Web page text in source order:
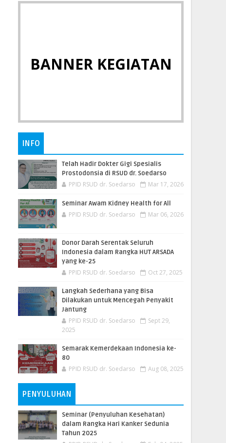
BANNER KEGIATAN
INFO
Telah Hadir Dokter Gigi Spesialis
Prostodonsia di RSUD dr. Soedarso
PPID RSUD dr. Soedarso Mar 17, 2026
Seminar Awam Kidney Health for All
PPID RSUD dr. Soedarso Mar 06, 2026
Donor Darah Serentak Seluruh
Indonesia dalam Rangka HUT ARSADA
yang ke-25
PPID RSUD dr. Soedarso Oct 27, 2025
Langkah Sederhana yang Bisa
Dilakukan untuk Mencegah Penyakit
Jantung
PPID RSUD dr. Soedarso
Sept 29,
2025
Semarak Kemerdekaan Indonesia ke-
80
PPID RSUD dr. Soedarso Aug 08, 2025
PENYULUHAN
Seminar (Penyuluhan Kesehatan)
dalam Rangka Hari Kanker Sedunia
Tahun 2025